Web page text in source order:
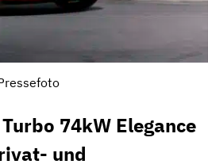
74kW Elegance
und